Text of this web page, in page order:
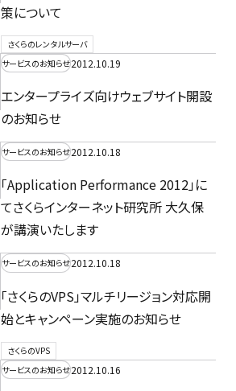
策について
さくらのレンタルサーバ
サービスのお知らせ2012.10.19
エンタープライズ向けウェブサイト開設
のお知らせ
サービスのお知らせ2012.10.18
「Application Performance 2012」に
てさくらインターネット研究所 大久保
が講演いたします
サービスのお知らせ2012.10.18
「さくらのVPS」マルチリージョン対応開
始とキャンペーン実施のお知らせ
さくらのVPS
サービスのお知らせ2012.10.16